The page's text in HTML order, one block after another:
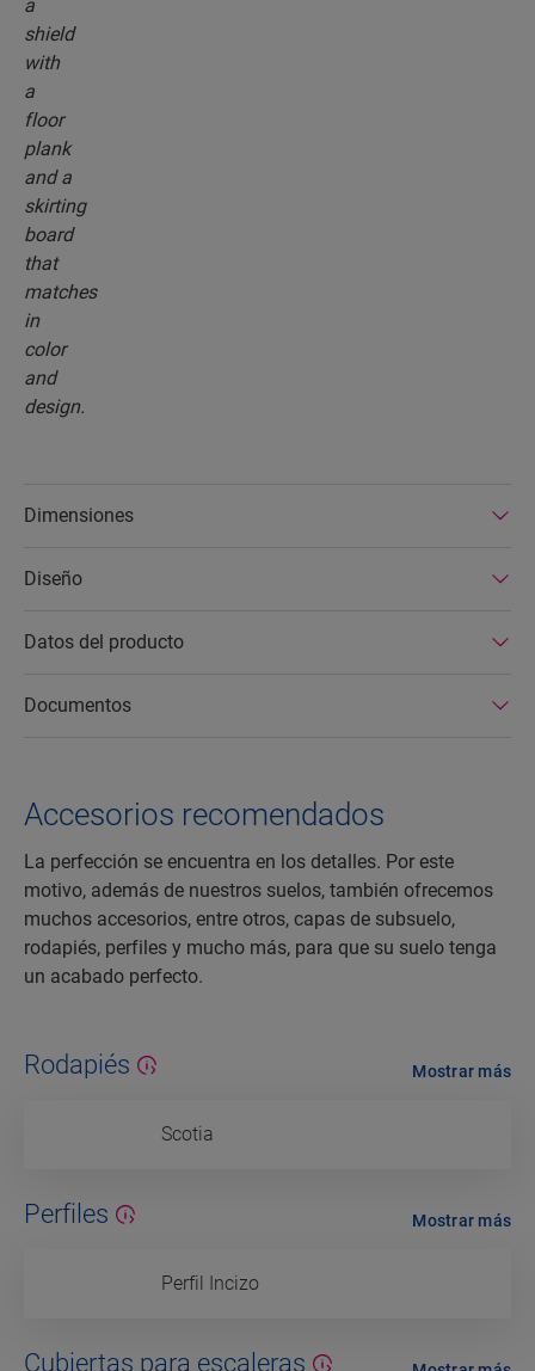
Dimensiones
Diseño
Datos del producto
Documentos
Accesorios recomendados
La perfección se encuentra en los detalles. Por este
motivo, además de nuestros suelos, también ofrecemos
muchos accesorios, entre otros, capas de subsuelo,
rodapiés, perfiles y mucho más, para que su suelo tenga
un acabado perfecto.
Rodapiés
Scotia
Mostrar más
Perfiles
Perfil Incizo
Mostrar más
Cubiertas para escaleras